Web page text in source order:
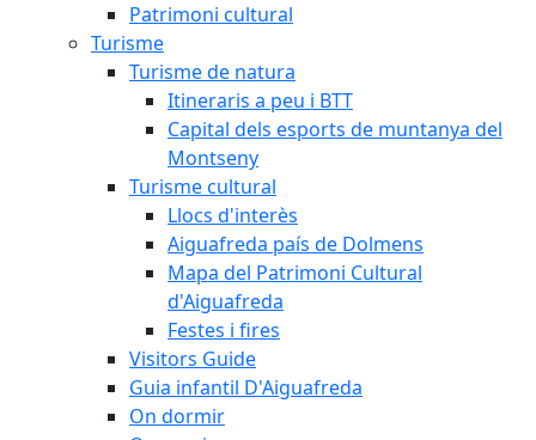
Patrimoni cultural
Turisme
Turisme de natura
Itineraris a peu i BTT
Capital dels esports de muntanya del
Montseny
Turisme cultural
Llocs d'interès
Aiguafreda país de Dolmens
Mapa del Patrimoni Cultural
d'Aiguafreda
Festes i fires
Visitors Guide
Guia infantil D'Aiguafreda
On dormir